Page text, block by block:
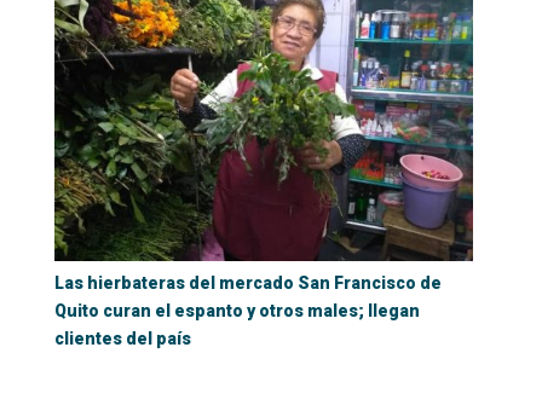
Las hierbateras del mercado San Francisco de
Quito curan el espanto y otros males; llegan
clientes del país